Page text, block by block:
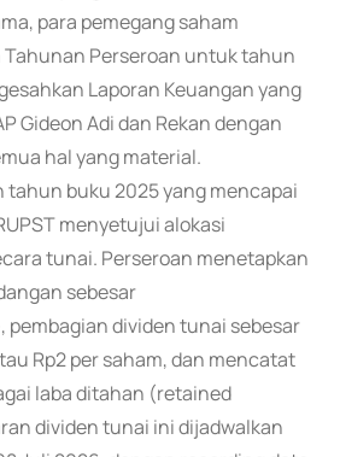
para pemegang saham
Perseroan untuk tahun
Laporan Keuangan yang
Gideon Adi dan Rekan dengan
hal yang material.
tahun buku 2025 yang mencapai
menyetujui alokasi
tunai. Perseroan menetapkan
sebesar
pembagian dividen tunai sebesar
Rp2 per saham, dan mencatat
laba ditahan (retained
dividen tunai ini dijadwalkan